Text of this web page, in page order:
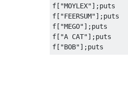
f["MOYLEX"];puts
f["FEERSUM"];puts
f["MEGO"];puts
f["A CAT"];puts